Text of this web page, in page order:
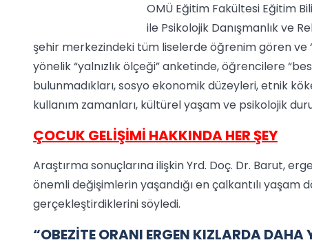
OMÜ Eğitim Fakültesi Eğitim
ile Psikolojik Danışmanlık ve
şehir merkezindeki tüm liselerde öğrenim gören ve
yönelik “yalnızlık ölçeği” anketinde, öğrencilere
bulunmadıkları, sosyo ekonomik düzeyleri, etnik
kullanım zamanları, kültürel yaşam ve psikolojik
ÇOCUK GELİŞİMİ HAKKINDA HER ŞEY
Araştırma sonuçlarına ilişkin Yrd. Doç. Dr. Barut,
önemli değişimlerin yaşandığı en çalkantılı
gerçekleştirdiklerini söyledi.
“OBEZİTE ORANI ERGEN KIZLARDA DAHA